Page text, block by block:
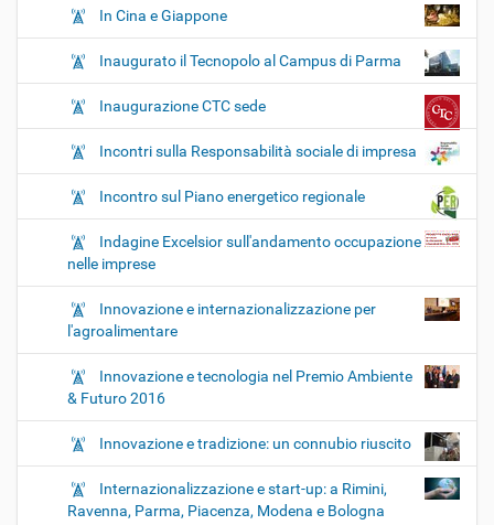
In Cina e Giappone
Inaugurato il Tecnopolo al Campus di Parma
Inaugurazione CTC sede
Incontri sulla Responsabilità sociale di impresa
Incontro sul Piano energetico regionale
Indagine Excelsior sull'andamento occupazione
nelle imprese
Innovazione e internazionalizzazione per
l'agroalimentare
Innovazione e tecnologia nel Premio Ambiente
& Futuro 2016
Innovazione e tradizione: un connubio riuscito
Internazionalizzazione e start-up: a Rimini,
Ravenna, Parma, Piacenza, Modena e Bologna